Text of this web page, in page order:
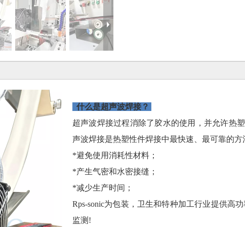
什么是超声波焊接？
超声波焊接过程消除了胶水的使用，并允许热
声波焊接是热塑性件焊接中最快速、最可靠的方
*避免使用消耗性材料；
*产生气密和水密接缝；
*减少生产时间；
Rps-sonic为包装，卫生和特种加工行业提供高
监测!